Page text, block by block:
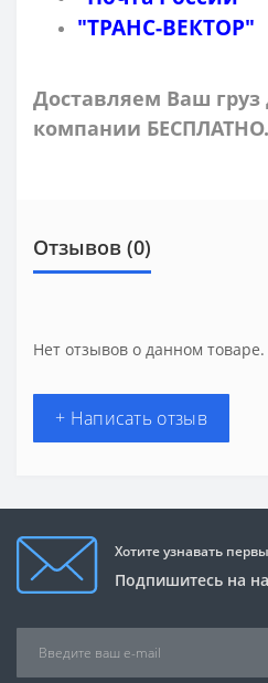
"ТРАНС-ВЕКТОР"
Доставляем Ваш груз
компании БЕСПЛАТНО.
Отзывов (0)
Нет отзывов о данном товаре.
+ Написать отзыв
Хотите узнавать
Подпишитесь на